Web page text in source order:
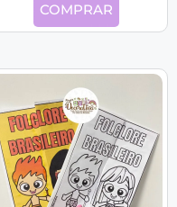
COMPRAR